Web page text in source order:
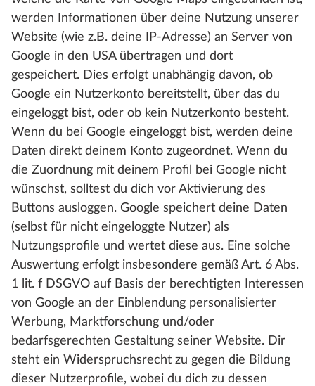
werden Informationen über deine Nutzung unserer
Website (wie z.B. deine IP-Adresse) an Server von
Google in den USA übertragen und dort
gespeichert. Dies erfolgt unabhängig davon, ob
Google ein Nutzerkonto bereitstellt, über das du
eingeloggt bist, oder ob kein Nutzerkonto besteht.
Wenn du bei Google eingeloggt bist, werden deine
Daten direkt deinem Konto zugeordnet. Wenn du
die Zuordnung mit deinem Profil bei Google nicht
wünschst, solltest du dich vor Aktivierung des
Buttons ausloggen. Google speichert deine Daten
(selbst für nicht eingeloggte Nutzer) als
Nutzungsprofile und wertet diese aus. Eine solche
Auswertung erfolgt insbesondere gemäß Art. 6 Abs.
1 lit. f DSGVO auf Basis der berechtigten Interessen
von Google an der Einblendung personalisierter
Werbung, Marktforschung und/oder
bedarfsgerechten Gestaltung seiner Website. Dir
steht ein Widerspruchsrecht zu gegen die Bildung
dieser Nutzerprofile, wobei du dich zu dessen